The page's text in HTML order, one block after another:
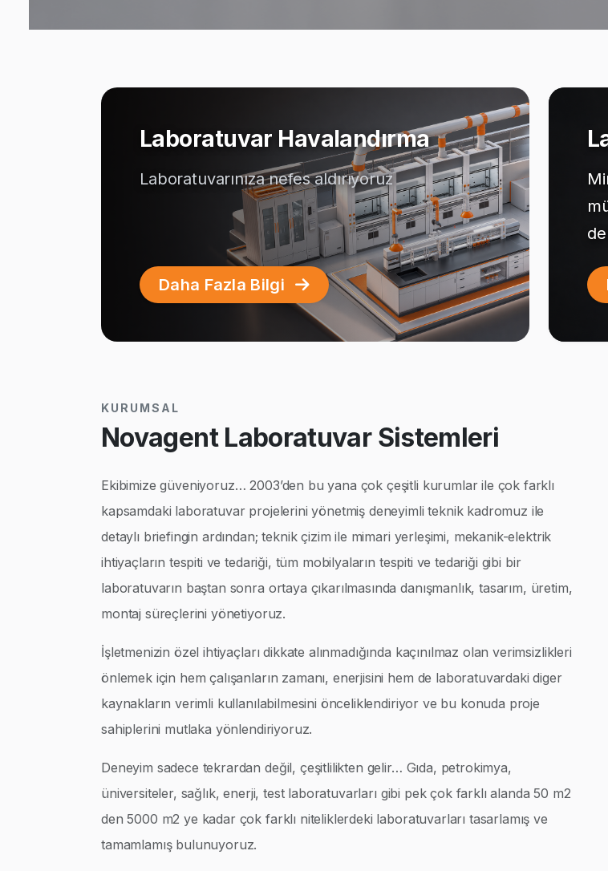
Laboratuvar Havalandırma
Laboratuvarınıza nefes aldırıyoruz
Daha Fazla Bilgi
KURUMSAL
Novagent Laboratuvar Sistemleri
Ekibimize güveniyoruz… 2003’den bu yana çok çeşitli kurumlar ile çok farklı
kapsamdaki laboratuvar projelerini yönetmiş deneyimli teknik kadromuz ile
detaylı briefingin ardından; teknik çizim ile mimari yerleşimi, mekanik-elektrik
ihtiyaçların tespiti ve tedariği, tüm mobilyaların tespiti ve tedariği gibi bir
laboratuvarın baştan sonra ortaya çıkarılmasında danışmanlık, tasarım, üretim,
montaj süreçlerini yönetiyoruz.
İşletmenizin özel ihtiyaçları dikkate alınmadığında kaçınılmaz olan verimsizlikleri
önlemek için hem çalışanların zamanı, enerjisini hem de laboratuvardaki diger
kaynakların verimli kullanılabilmesini önceliklendiriyor ve bu konuda proje
sahiplerini mutlaka yönlendiriyoruz.
Deneyim sadece tekrardan değil, çeşitlilikten gelir… Gıda, petrokimya,
üniversiteler, sağlık, enerji, test laboratuvarları gibi pek çok farklı alanda 50 m2
den 5000 m2 ye kadar çok farklı niteliklerdeki laboratuvarları tasarlamış ve
tamamlamış bulunuyoruz.